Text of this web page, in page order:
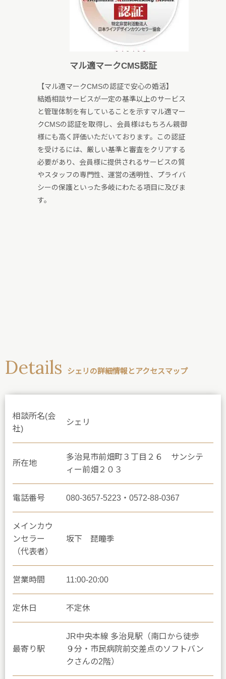
マル適マークCMS認証
【マル適マークCMSの認証で安心の婚活】
結婚相談サービスが一定の基準以上のサービス
と管理体制を有していることを示すマル適マー
クCMSの認証を取得し、会員様はもちろん親御
様にも高く評価いただいております。この認証
を受けるには、厳しい基準と審査をクリアする
必要があり、会員様に提供されるサービスの質
やスタッフの専門性、運営の透明性、プライバ
シーの保護といった多岐にわたる項目に及びま
す。
Details シェリの詳細情報とアクセスマップ
相談所名(会
社)
シェリ
所在地
多治見市前畑町３丁目２６ サンシテ
ィー前畑２０３
電話番号 080-3657-5223・0572-88-0367
メインカウ
ンセラー
（代表者）
坂下 琵瞳季
営業時間 11:00-20:00
定休日 不定休
最寄り駅
JR中央本線 多治見駅（南口から徒歩
９分・市民病院前交差点のソフトバン
クさんの2階）